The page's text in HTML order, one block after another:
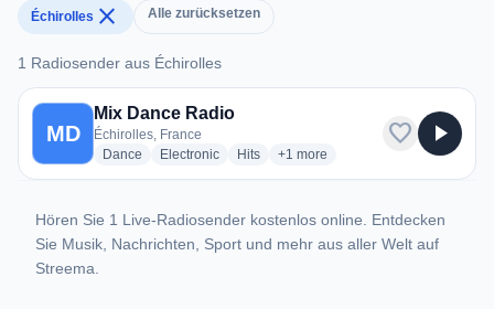
Échirolles close Alle zurücksetzen
1 Radiosender aus Échirolles
1 Radiosender aus Échirolles
MD
Mix Dance Radio
Échirolles, France
Dance radio stations
Electronicradio stations
Hitsradio stations
+1 more genres for Mix Dance Radio
more
favorite play_arrow
Hören Sie 1 Live-Radiosender kostenlos online. Entdecken
Sie Musik, Nachrichten, Sport und mehr aus aller Welt auf
Streema.